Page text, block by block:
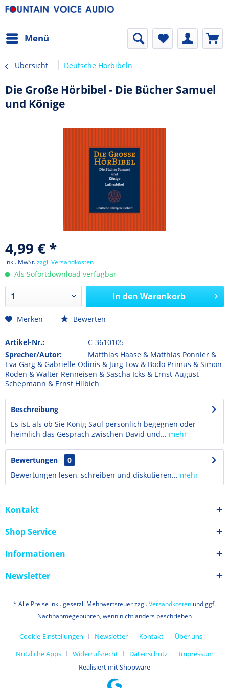
Menü
Übersicht Deutsche Hörbibeln
Die Große Hörbibel - Die Bücher Samuel
und Könige
4,99 € *
inkl. MwSt.zzgl. Versandkosten
Als Sofortdownload verfügbar
In den Warenkorb
Merken Bewerten
Artikel-Nr.:
C-3610105
Sprecher/Autor:
Matthias Haase & Matthias Ponnier &
Eva Garg & Gabrielle Odinis & Jürg Löw & Bodo Primus & Simon
Roden & Walter Renneisen & Sascha Icks & Ernst-August
Schepmann & Ernst Hilbich
Beschreibung
Es ist, als ob Sie König Saul persönlich begegnen oder
heimlich das Gespräch zwischen David und... mehr
Bewertungen
0
Bewertungen lesen, schreiben und diskutieren... mehr
Kontakt
Shop Service
Informationen
Newsletter
* Alle Preise inkl. gesetzl. Mehrwertsteuer zzgl.Versandkosten und ggf.
Nachnahmegebühren, wenn nicht anders beschrieben
Cookie-Einstellungen Newsletter Kontakt
Über uns
Nützliche Apps
Widerrufsrecht Datenschutz
Impressum
Realisiert mit Shopware